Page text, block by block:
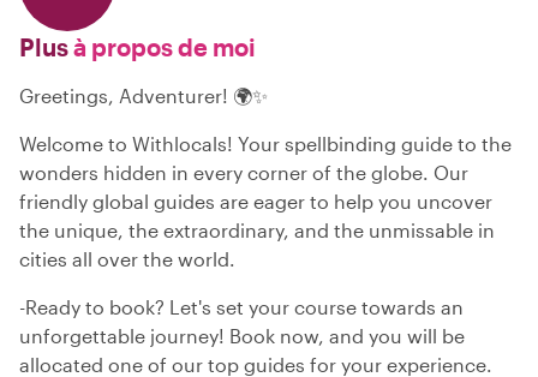
Plusà propos de moi
Greetings, Adventurer! 🌍✨
Welcome to Withlocals! Your spellbinding guide to the
wonders hidden in every corner of the globe. Our
friendly global guides are eager to help you uncover
the unique, the extraordinary, and the unmissable in
cities all over the world.
-Ready to book? Let's set your course towards an
unforgettable journey! Book now, and you will be
allocated one of our top guides for your experience.